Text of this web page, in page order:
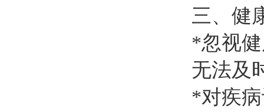
三、健
*忽视
无法及
*对疾